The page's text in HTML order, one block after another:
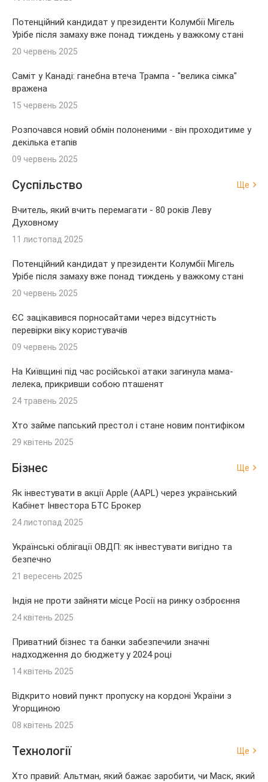
Потенційний кандидат у президенти Колумбії Мігель
Урібе після замаху вже понад тиждень у важкому стані
20 червень 2025
Саміт у Канаді: ганебна втеча Трампа - "велика сімка"
вражена
15 червень 2025
Розпочався новий обмін полоненими - він проходитиме у
декілька етапів
09 червень 2025
Суспільство Ще
Вчитель, який вчить перемагати - 80 років Леву
Духовному
11 листопад 2025
Потенційний кандидат у президенти Колумбії Мігель
Урібе після замаху вже понад тиждень у важкому стані
20 червень 2025
ЄС зацікавився порносайтами через відсутність
перевірки віку користувачів
09 червень 2025
На Київщині під час російської атаки загинула мама-
лелека, прикривши собою пташенят
24 травень 2025
Хто займе папський престол і стане новим понтифіком
29 квітень 2025
Бізнес Ще
Як інвестувати в акції Apple (AAPL) через український
Кабінет Інвестора БТС Брокер
24 листопад 2025
Українські облігації ОВДП: як інвестувати вигідно та
безпечно
21 вересень 2025
Індія не проти зайняти місце Росії на ринку озброєння
24 квітень 2025
Приватний бізнес та банки забезпечили значні
надходження до бюджету у 2024 році
14 квітень 2025
Відкрито новий пункт пропуску на кордоні України з
Угорщиною
08 квітень 2025
Технології Ще
Хто правий: Альтман, який бажає заробити, чи Маск, який